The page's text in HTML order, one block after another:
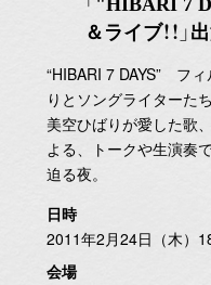
＆ライブ！！」
“HIBARI 7 DAYS” フ
りとソングライターた
美空ひばりが愛した歌
よる、トークや生演奏
迫る夜。
日時
2011年2月24日（木）
会場